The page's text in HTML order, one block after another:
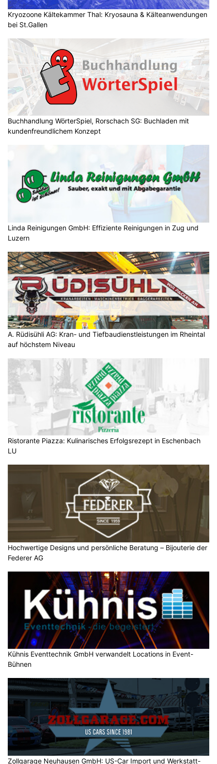
Kryozoone Kältekammer Thal: Kryosauna & Kälteanwendungen
bei St.Gallen
Buchhandlung WörterSpiel, Rorschach SG: Buchladen mit
kundenfreundlichem Konzept
Linda Reinigungen GmbH: Effiziente Reinigungen in Zug und
Luzern
A. Rüdisühli AG: Kran- und Tiefbaudienstleistungen im Rheintal
auf höchstem Niveau
Ristorante Piazza: Kulinarisches Erfolgsrezept in Eschenbach
LU
Hochwertige Designs und persönliche Beratung – Bijouterie der
Federer AG
Kühnis Eventtechnik GmbH verwandelt Locations in Event-
Bühnen
Zollgarage Neuhausen GmbH: US-Car Import und Werkstatt-